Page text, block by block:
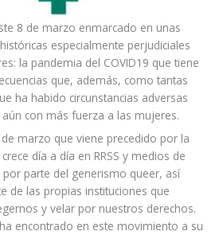
8 de marzo enmarcado en unas
especialmente perjudiciales
la pandemia del COVID19 que tiene
que, además, como tantas
ha habido circunstancias adversas
con más fuerza a las mujeres.
marzo que viene precedido por la
día a día en RRSS y medios de
por parte del generismo queer, así
de las propias instituciones que
y velar por nuestros derechos.
encontrado en este movimiento a su